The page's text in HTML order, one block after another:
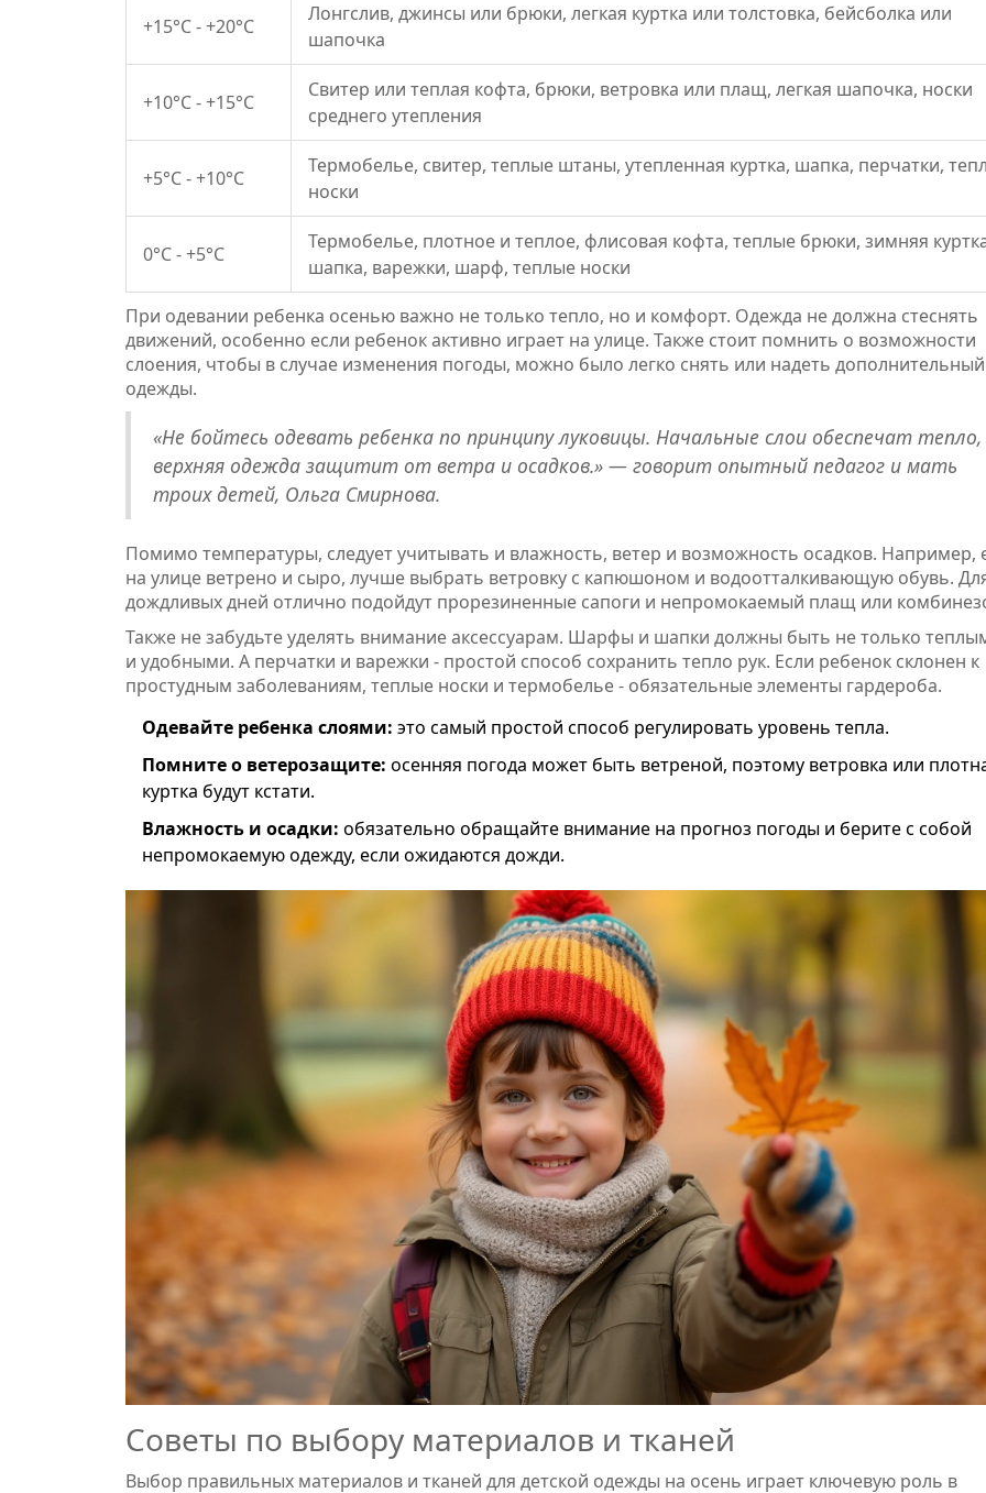
+15°C - +20°C
Лонгслив, джинсы или брюки, легкая куртка или толстовка, бейсболка или
шапочка
+10°C - +15°C
Свитер или теплая кофта, брюки, ветровка или плащ, легкая шапочка, носки
среднего утепления
+5°C - +10°C
Термобелье, свитер, теплые штаны, утепленная куртка, шапка, перчатки,
носки
0°C - +5°C
Термобелье, плотное и теплое, флисовая кофта, теплые брюки, зимняя
шапка, варежки, шарф, теплые носки
При одевании ребенка осенью важно не только тепло, но и комфорт. Одежда не должна стеснять
движений, особенно если ребенок активно играет на улице. Также стоит помнить о возможности
слоения, чтобы в случае изменения погоды, можно было легко снять или надеть
одежды.
«Не бойтесь одевать ребенка по принципу луковицы. Начальные слои обеспечат
верхняя одежда защитит от ветра и осадков.» — говорит опытный педагог и мать
троих детей, Ольга Смирнова.
Помимо температуры, следует учитывать и влажность, ветер и возможность осадков. Например,
на улице ветрено и сыро, лучше выбрать ветровку с капюшоном и водоотталкивающую обувь.
дождливых дней отлично подойдут прорезиненные сапоги и непромокаемый плащ или
Также не забудьте уделять внимание аксессуарам. Шарфы и шапки должны быть не только
и удобными. А перчатки и варежки - простой способ сохранить тепло рук. Если ребенок склонен к
простудным заболеваниям, теплые носки и термобелье - обязательные элементы гардероба.
Одевайте ребенка слоями: это самый простой способ регулировать уровень тепла.
Помните о ветерозащите: осенняя погода может быть ветреной, поэтому ветровка или
куртка будут кстати.
Влажность и осадки: обязательно обращайте внимание на прогноз погоды и берите с собой
непромокаемую одежду, если ожидаются дожди.
Советы по выбору материалов и тканей
Выбор правильных материалов и тканей для детской одежды на осень играет ключевую роль в